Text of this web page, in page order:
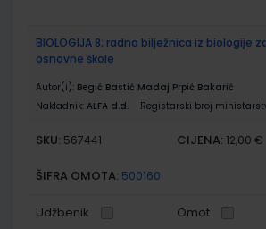
BIOLOGIJA 8; radna bilježnica iz biologije
osnovne škole
Autor(i): Begić Bastić Madaj Prpić Bakarić
Nakladnik: ALFA d.d. Registarski broj
SKU: 567441 CIJENA: 12,00 €
ŠIFRA OMOTA: 500160
Udžbenik Omot